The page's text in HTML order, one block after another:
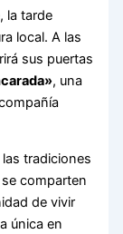
la tarde
local. A las
sus puertas
, una
tradiciones
comparten
de vivir
única en